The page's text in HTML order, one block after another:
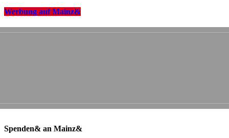
Werbung auf Mainz&
Spenden& an Mainz&